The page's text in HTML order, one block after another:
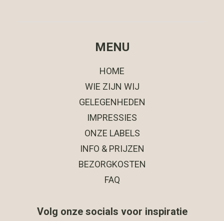
MENU
HOME
WIE ZIJN WIJ
GELEGENHEDEN
IMPRESSIES
ONZE LABELS
INFO & PRIJZEN
BEZORGKOSTEN
FAQ
Volg onze socials voor inspiratie